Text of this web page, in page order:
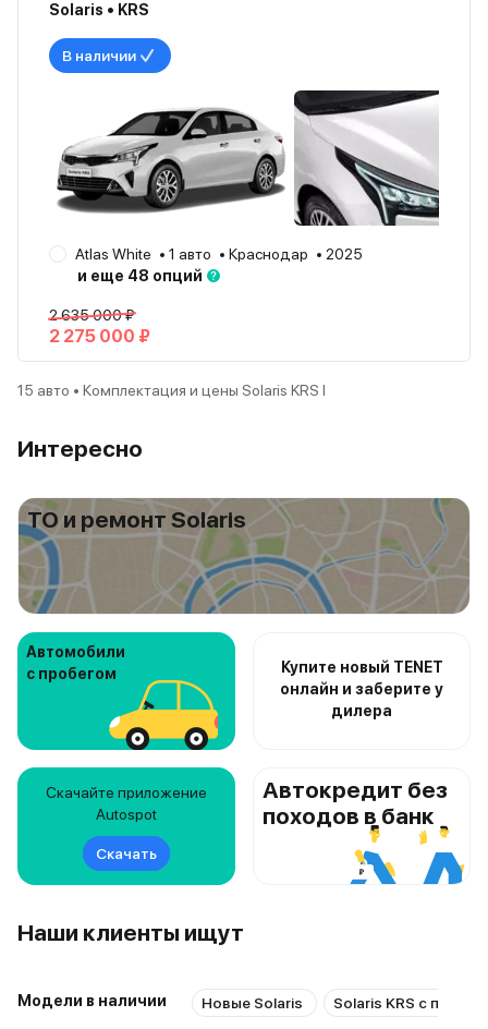
Solaris • KRS
В наличии
Atlas White 1 авто Краснодар
2025
и еще 48 опций
2 635 000 ₽
2 275 000 ₽
15 авто • Комплектация и цены Solaris KRS I
Интересно
ТО и ремонт Solaris
Автомобили
с пробегом
Купите новый TENET
онлайн и заберите у
дилера
Скачайте приложение
Autospot
Скачать
Автокредит без
походов в банк
Наши клиенты ищут
Модели в наличии Новые Solaris Solaris KRS с